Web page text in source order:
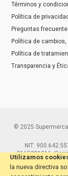
Utilizamos
la nueva directiva
Términos y
Política de privacidad
Preguntas
Política de
Política de
Transparencia y
© 2025
NIT:
3165291216.